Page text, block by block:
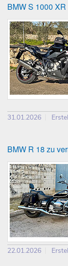
BMW S 1000 XR
31.01.2026
BMW R 18 zu
22.01.2026